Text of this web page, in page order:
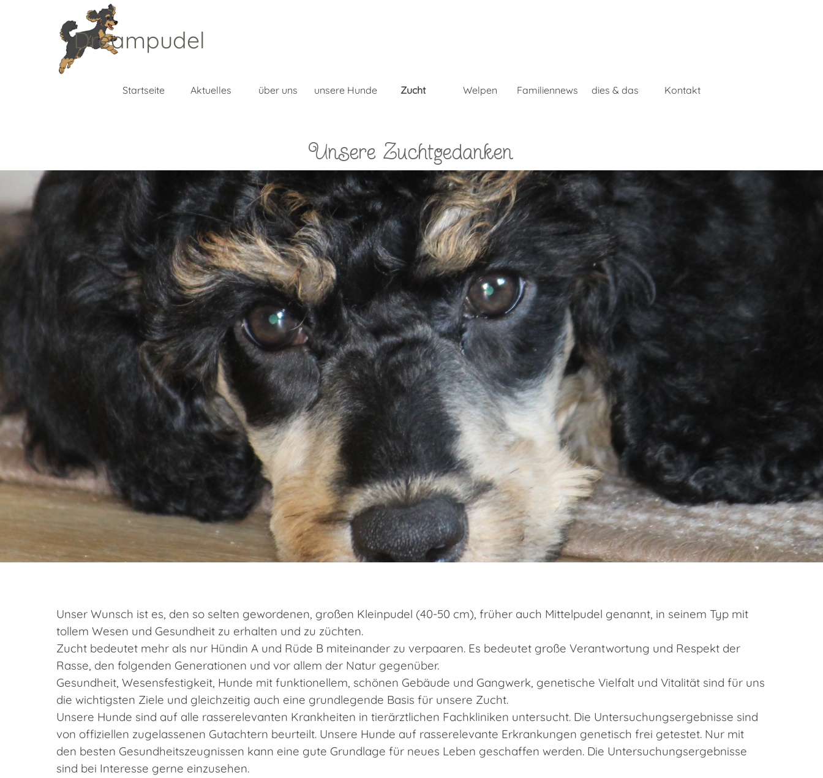
Dreampudel
Menü überspringen
Startseite Aktuelles über uns unsere Hunde Zucht ▼
Welpen Familiennews dies & das Kontakt
Unsere Zuchtgedanken
Unser Wunsch ist es, den so selten gewordenen, großen Kleinpudel (40-50 cm), früher auch Mittelpudel genannt, in seinem Typ mit
tollem Wesen und Gesundheit zu erhalten und zu züchten.
Zucht bedeutet mehr als nur Hündin A und Rüde B miteinander zu verpaaren. Es bedeutet große Verantwortung und Respekt der
Rasse, den folgenden Generationen und vor allem der Natur gegenüber.
Gesundheit, Wesensfestigkeit, Hunde mit funktionellem, schönen Gebäude und Gangwerk, genetische Vielfalt und Vitalität sind für uns
die wichtigsten Ziele und gleichzeitig auch eine grundlegende Basis für unsere Zucht.
Unsere Hunde sind auf alle rasserelevanten Krankheiten in tierärztlichen Fachkliniken untersucht. Die Untersuchungsergebnisse sind
von offiziellen zugelassenen Gutachtern beurteilt. Unsere Hunde auf rasserelevante Erkrankungen genetisch frei getestet. Nur mit
den besten Gesundheitszeugnissen kann eine gute Grundlage für neues Leben geschaffen werden. Die Untersuchungsergebnisse
sind bei Interesse gerne einzusehen.